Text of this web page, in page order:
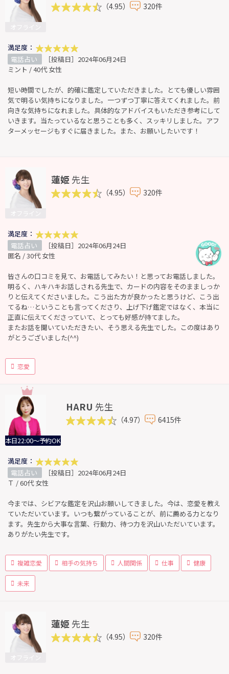
（4.95） 320件
満足度：
電話占い
［投稿日］2024年06月24日
ミント / 40代 女性
短い時間でしたが、的確に鑑定していただきました。とても優しい雰囲
気で明るい気持ちになりました。一つずつ丁寧に答えてくれました。前
向きな気持ちになれました。具体的なアドバイスもいただき参考にして
いきます。当たっているなと思うことも多く、スッキリしました。アフ
ターメッセージもすぐに届きました。また、お願いしたいです！
蓮姫 先生
（4.95） 320件
満足度：
電話占い
［投稿日］2024年06月24日
匿名 / 30代 女性
皆さんの口コミを見て、お電話してみたい！と思ってお電話しました。
明るく、ハキハキお話しされる先生で、カードの内容をそのまましっか
りと伝えてくださいました。こう出た方が良かったと思うけど、こう出
てるね…ということも言ってくださり、上げ下げ鑑定ではなく、本当に
正直に伝えてくださっていて、とっても好感が持てました。
またお話を聞いていただきたい、そう思える先生でした。この度はあり
がとうございました(^^)
恋愛
本日22:00～予約OK
HARU 先生
（4.97） 6415件
満足度：
電話占い
［投稿日］2024年06月24日
Ｔ / 60代 女性
今までは、シビアな鑑定を沢山お願いしてきました。今は、恋愛を教え
ていただいています。いつも繋がっていることが、前に薦める力となり
ます。先生から大事な言葉、行動力、待つ力を沢山いただいています。
ありがたい先生です。
複雑恋愛 相手の気持ち 人間関係 仕事 健康
未来
蓮姫 先生
（4.95） 320件